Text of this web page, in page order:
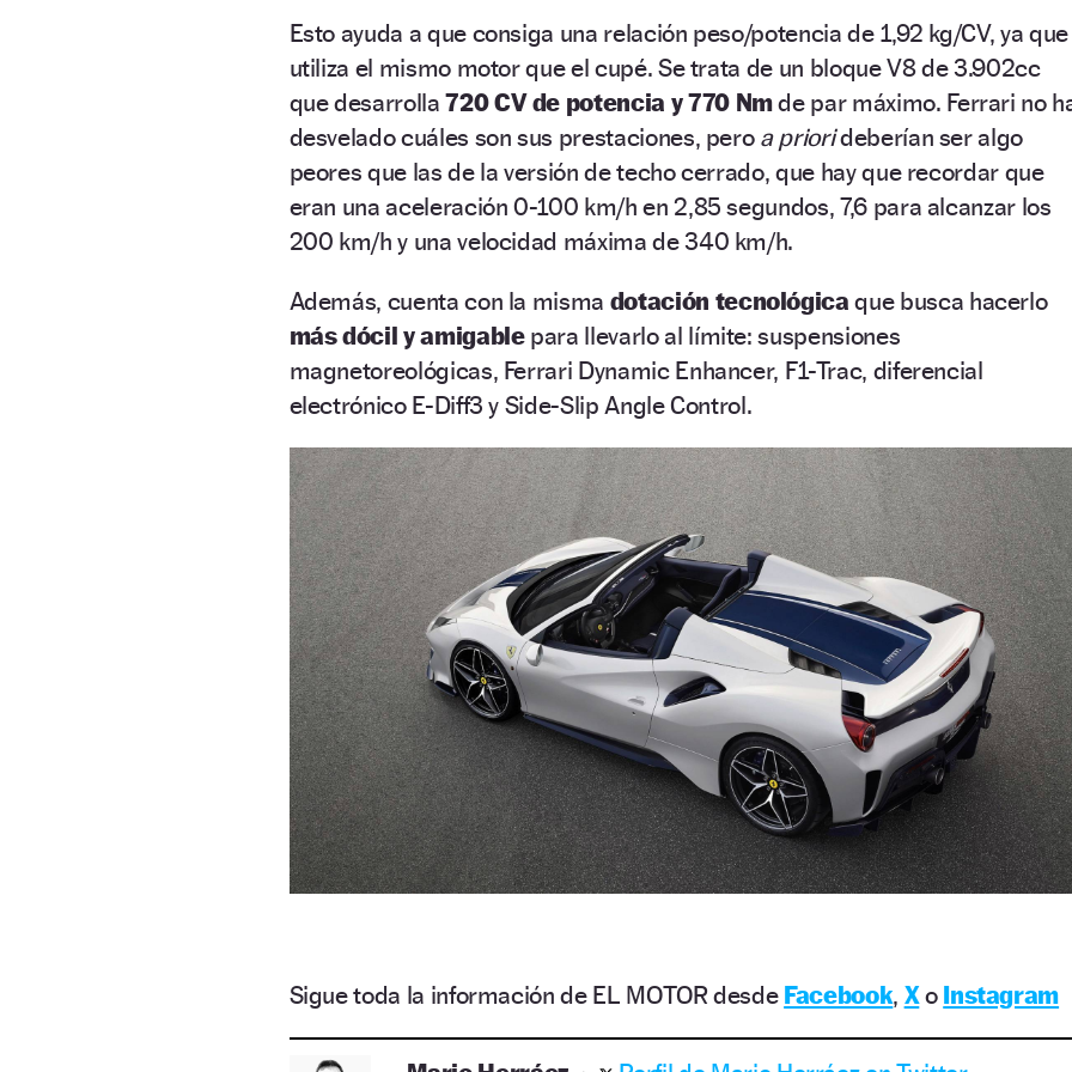
Esto ayuda a que consiga una relación peso/potencia de 1,92 kg/CV, ya que
utiliza el mismo motor que el cupé. Se trata de un bloque V8 de 3.902cc
que desarrolla720 CV de potencia y 770 Nmde par máximo. Ferrari no
desvelado cuáles son sus prestaciones, pero a priorideberían ser algo
peores que las de la versión de techo cerrado, que hay que recordar que
eran una aceleración 0-100 km/h en 2,85 segundos, 7,6 para alcanzar los
200 km/h y una velocidad máxima de 340 km/h.
Además, cuenta con la misma dotación tecnológica que busca hacerlo
más dócil y amigablepara llevarlo al límite: suspensiones
magnetoreológicas, Ferrari Dynamic Enhancer, F1-Trac, diferencial
electrónico E-Diff3 y Side-Slip Angle Control.
Sigue toda la información de EL MOTOR desde Facebook, Xo Instagram